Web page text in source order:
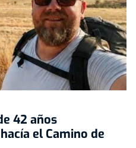
42 años
el Camino de